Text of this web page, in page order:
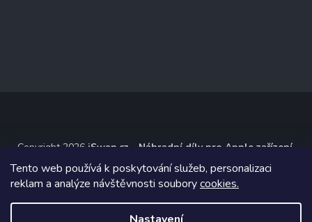
Tento web používá k poskytování služeb, personalizaci
reklam a analýze návštěvnosti souborycookies.
Copyright 2026 iSwap.cz - Náhradní díly pro Apple zařízení
Všechna práva vyhrazena.
Grafický návrh vytvořil a na Shoptet implementoval
Shoptetak.cz.